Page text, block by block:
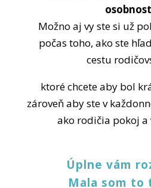
Možno aj vy ste si už
počas toho, ako ste
cestu
ktoré chcete aby bol
zároveň aby ste v
ako rodičia pokoj a
Úplne vám
Mala som to